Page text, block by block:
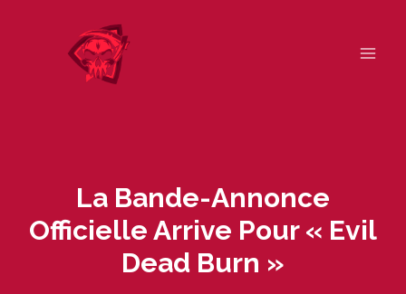
La Bande-Annonce
Officielle Arrive Pour « Evil
Dead Burn »